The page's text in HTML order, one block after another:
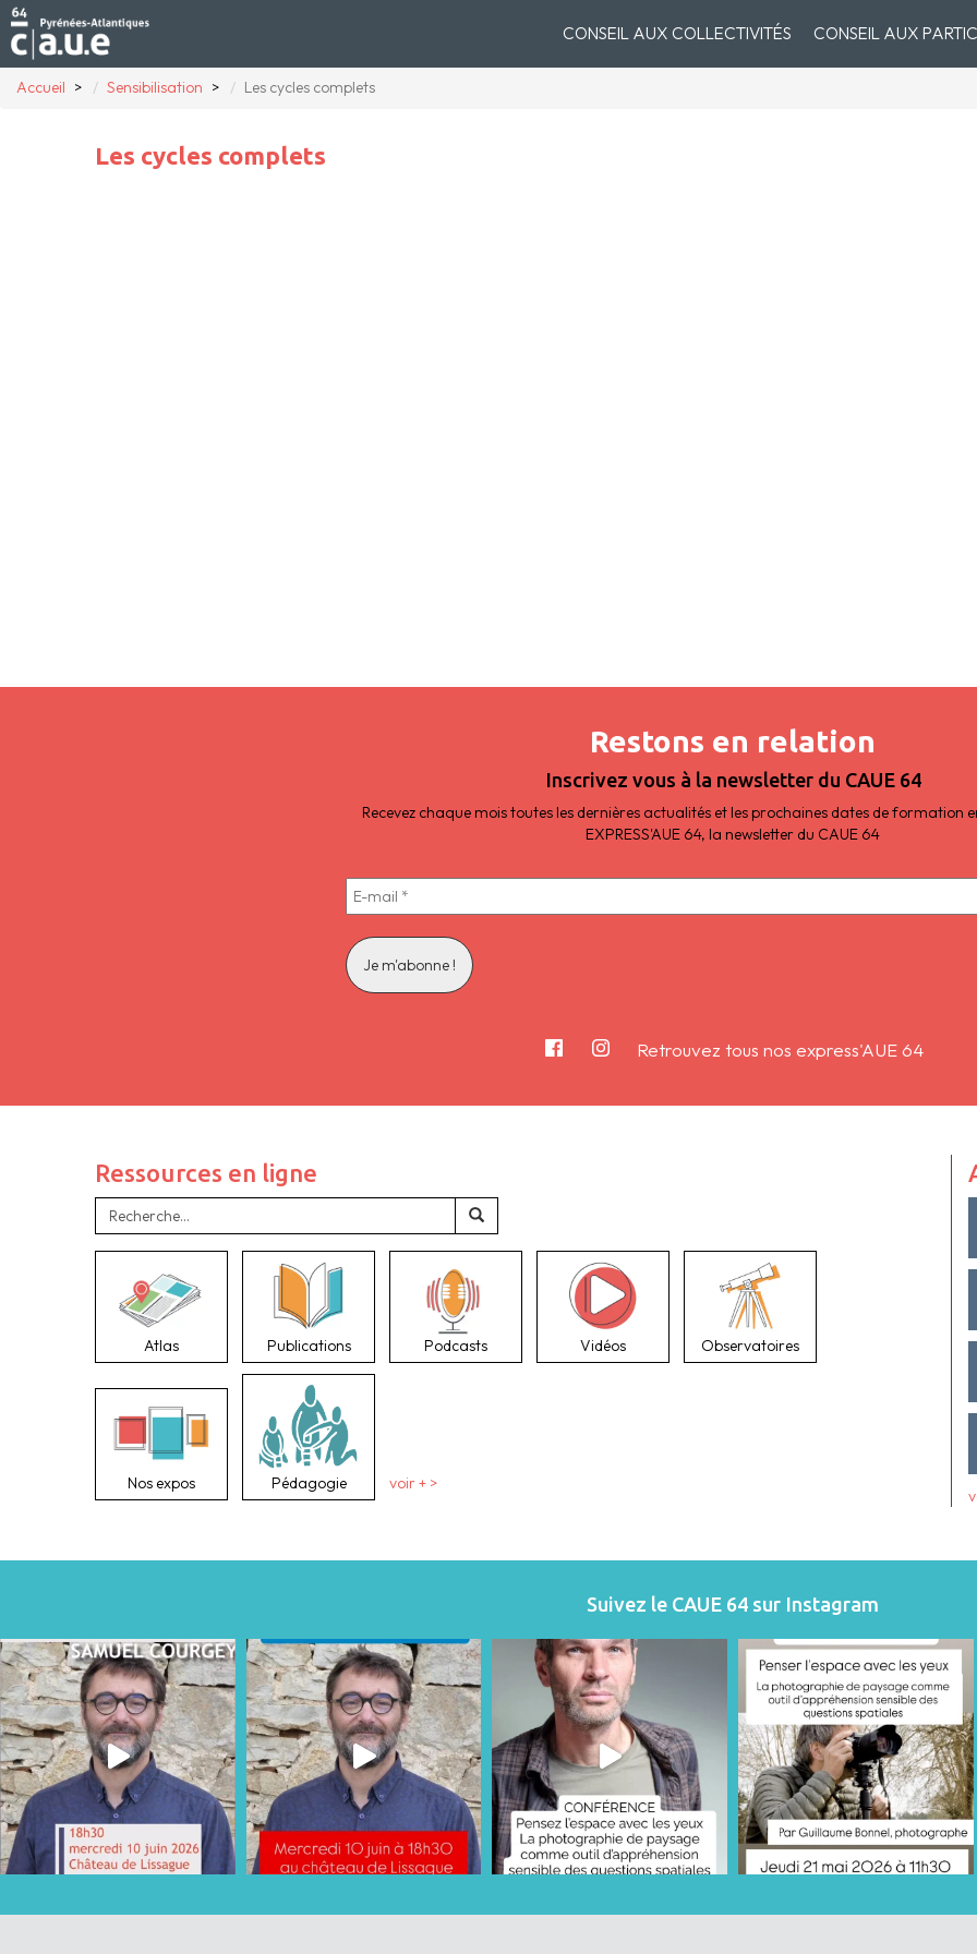
CONSEIL AUX COLLECTIVITÉS CONSEIL AUX
Accueil Sensibilisation Les cycles complets
Les cycles complets
Restons en relation
Inscrivez vous à la newsletter du CAUE 64
Recevez chaque mois toutes les dernières actualités et les prochaines dates de formation
EXPRESS'AUE 64, la newsletter du CAUE 64
Retrouvez tous nos express'AUE 64
Ressources en ligne
Atlas Publications Podcasts Vidéos Observatoires
Nos expos Pédagogie voir + >
Suivez le CAUE 64 sur Instagram